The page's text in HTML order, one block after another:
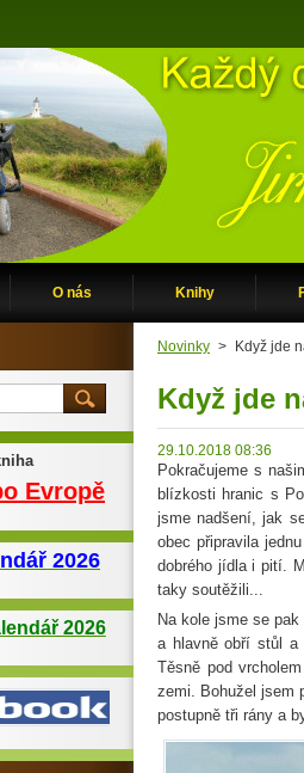
O nás Knihy
Novinky > Když jde
Když jde
29.10.2018 08:36
Pokračujeme s
blízkosti hranic s
jsme nadšení, jak
obec připravila
dobrého jídla i pití.
taky soutěžili...
Na kole jsme se
a hlavně obří stůl a
Těsně pod
zemi. Bohužel jsem
postupně tři rány a
Evropě
2026
2026